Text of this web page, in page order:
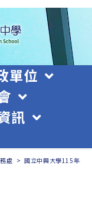
單位
訊
處 > 國立中興大學115年暑